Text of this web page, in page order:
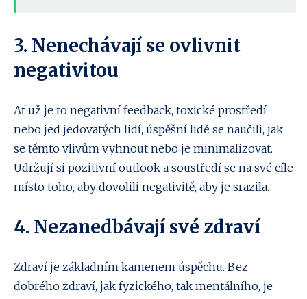
3. Nenechávají se ovlivnit
negativitou
Ať už je to negativní feedback, toxické prostředí
nebo jed jedovatých lidí, úspěšní lidé se naučili, jak
se těmto vlivům vyhnout nebo je minimalizovat.
Udržují si pozitivní outlook a soustředí se na své cíle
místo toho, aby dovolili negativitě, aby je srazila.
4. Nezanedbávají své zdraví
Zdraví je základním kamenem úspěchu. Bez
dobrého zdraví, jak fyzického, tak mentálního, je